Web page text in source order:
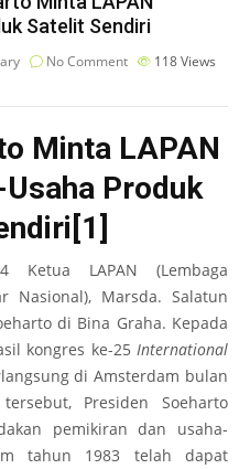
Satelit Sendiri
No Comment 118Views
Minta LAPAN
Produk
[1]
Ketua LAPAN (Lembaga
Nasional), Marsda. Salatun
di Bina Graha. Kepada
kongres ke-25 International
di Amsterdam bulan
Presiden Soeharto
pemikiran dan usaha-
tahun 1983 telah dapat